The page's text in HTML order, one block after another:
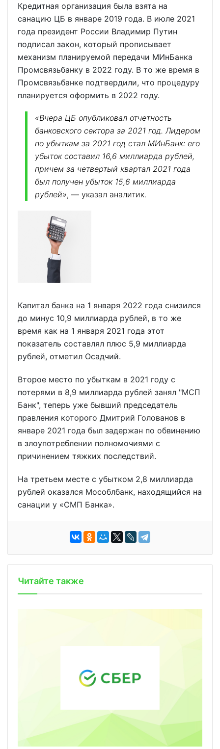
Кредитная организация была взята на
санацию ЦБ в январе 2019 года. В июле 2021
года президент России Владимир Путин
подписал закон, который прописывает
механизм планируемой передачи МИнБанка
Промсвязьбанку в 2022 году. В то же время в
Промсвязьбанке подтвердили, что процедуру
планируется оформить в 2022 году.
«Вчера ЦБ опубликовал отчетность
банковского сектора за 2021 год. Лидером
по убыткам за 2021 год стал МИнБанк: его
убыток составил 16,6 миллиарда рублей,
причем за четвертый квартал 2021 года
был получен убыток 15,6 миллиарда
рублей», — указал аналитик.
Капитал банка на 1 января 2022 года снизился
до минус 10,9 миллиарда рублей, в то же
время как на 1 января 2021 года этот
показатель составлял плюс 5,9 миллиарда
рублей, отметил Осадчий.
Второе место по убыткам в 2021 году с
потерями в 8,9 миллиарда рублей занял "МСП
Банк", теперь уже бывший председатель
правления которого Дмитрий Голованов в
январе 2021 года был задержан по обвинению
в злоупотреблении полномочиями с
причинением тяжких последствий.
На третьем месте с убытком 2,8 миллиарда
рублей оказался Мособлбанк, находящийся на
санации у «СМП Банка».
Читайте также